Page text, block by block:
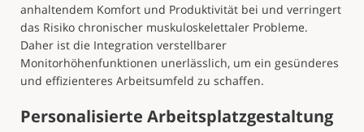
anhaltendem Komfort und Produktivität bei und verringert
das Risiko chronischer muskuloskelettaler Probleme.
Daher ist die Integration verstellbarer
Monitorhöhenfunktionen unerlässlich, um ein gesünderes
und effizienteres Arbeitsumfeld zu schaffen.
Personalisierte Arbeitsplatzgestaltung